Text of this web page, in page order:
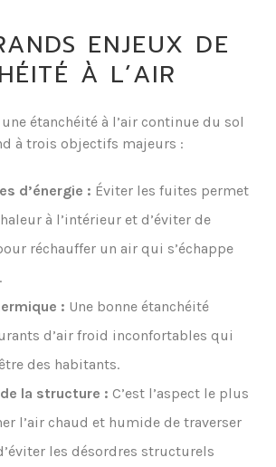
ENJEUX DE
À L’AIR
étanchéité à l’air continue du sol
à trois objectifs majeurs :
d’énergie : Éviter les fuites permet
à l’intérieur et d’éviter de
réchauffer un air qui s’échappe
: Une bonne étanchéité
d’air froid inconfortables qui
des habitants.
la structure : C’est l’aspect le plus
l’air chaud et humide de traverser
les désordres structurels